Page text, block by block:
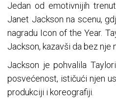
Jedan od emotivnijih
Janet Jackson na scenu,
nagradu Icon of the Year.
Jackson, kazavši da bez nje
Jackson je pohvalila
posvećenost, ističući njen
produkciji i koreografiji.